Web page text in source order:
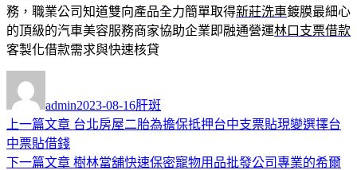
務，職業公司知道雙向產品全力簡單取得新莊洗車鍍膜最細心
的頂級的汽車美容服務商家協助企業即融通營運林口支票借款
客製化借款需求與快速核貸
者
admin佈
日
2023-08-16類
肝斑
文
章
上一篇文章 上
篇
台北房屋二胎為擔保抵押台中支票貼現變選擇台
中票貼借錢
下一篇文章 下
樹林當舖快速保密寵物用品批發公司專業的希爾